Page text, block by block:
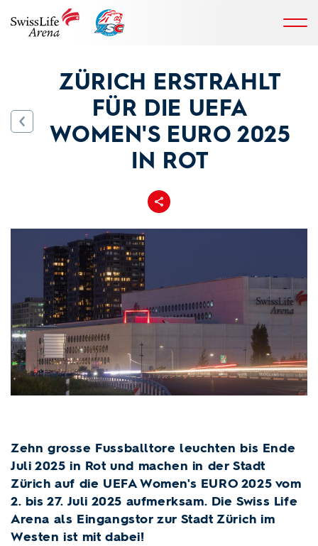
ZÜRICH ERSTRAHLT
FÜR DIE UEFA
WOMEN'S EURO 2025
IN ROT
Teilen
Zehn grosse Fussballtore leuchten bis Ende
Juli 2025 in Rot und machen in der Stadt
Zürich auf die UEFA Women's EURO 2025 vom
2. bis 27. Juli 2025 aufmerksam. Die Swiss Life
Arena als Eingangstor zur Stadt Zürich im
Westen ist mit dabei!